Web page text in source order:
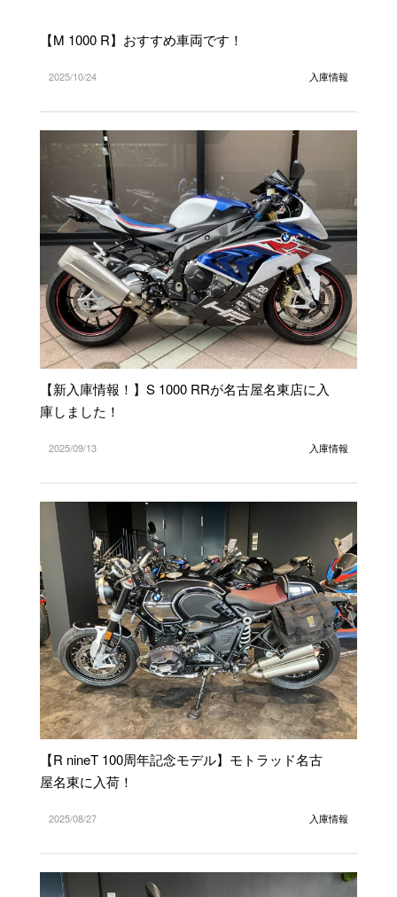
【M 1000 R】おすすめ車両です！
2025/10/24 入庫情報
【新入庫情報！】S 1000 RRが名古屋名東店に入
庫しました！
2025/09/13 入庫情報
【R nineT 100周年記念モデル】モトラッド名古
屋名東に入荷！
2025/08/27 入庫情報